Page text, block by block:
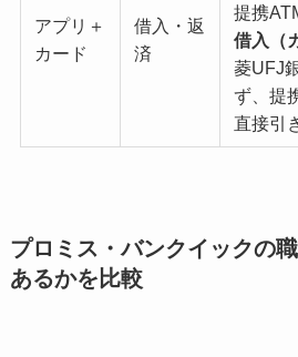
アプリ＋
カード
借入・返
済
提携
借入（
菱UFJ
ず、提
直接引
プロミス・バンクイックの
あるかを比較